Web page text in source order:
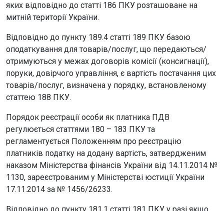
яких відповідно до статті 186 ПКУ розташоване на
митній території України.
Відповідно до пункту 189.4 статті 189 ПКУ базою
оподаткування для товарів/послуг, що передаються/
отримуються у межах договорів комісії (консигнації),
поруки, довірчого управління, є вартість постачання цих
товарів/послуг, визначена у порядку, встановленому
статтею 188 ПКУ.
Порядок реєстрації особи як платника ПДВ
регулюється статтями 180 – 183 ПКУ та
регламентується Положенням про реєстрацію
платників податку на додану вартість, затвердженим
наказом Міністерства фінансів України від 14.11.2014 №
1130, зареєстрованим у Міністерстві юстиції України
17.11.2014 за № 1456/26233.